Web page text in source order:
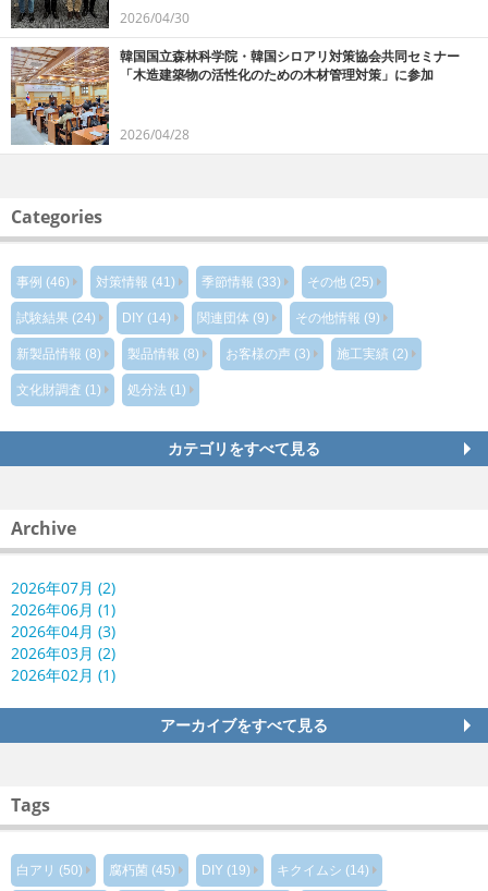
2026/04/30
韓国国立森林科学院・韓国シロアリ対策協会共同セミナー
「木造建築物の活性化のための木材管理対策」に参加
2026/04/28
Categories
事例 (46) 対策情報 (41) 季節情報 (33) その他 (25)
試験結果 (24) DIY (14) 関連団体 (9) その他情報 (9)
新製品情報 (8) 製品情報 (8) お客様の声 (3) 施工実績 (2)
文化財調査 (1) 処分法 (1)
カテゴリをすべて見る
Archive
2026年07月 (2)
2026年06月 (1)
2026年04月 (3)
2026年03月 (2)
2026年02月 (1)
アーカイブをすべて見る
Tags
白アリ (50) 腐朽菌 (45) DIY (19) キクイムシ (14)